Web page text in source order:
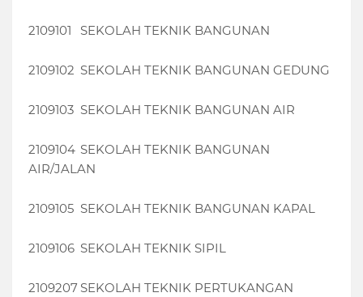
2109101 SEKOLAH TEKNIK BANGUNAN
2109102 SEKOLAH TEKNIK BANGUNAN GEDUNG
2109103 SEKOLAH TEKNIK BANGUNAN AIR
2109104 SEKOLAH TEKNIK BANGUNAN
AIR/JALAN
2109105 SEKOLAH TEKNIK BANGUNAN KAPAL
2109106 SEKOLAH TEKNIK SIPIL
2109207 SEKOLAH TEKNIK PERTUKANGAN